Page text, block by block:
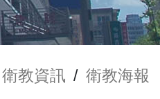
衛教資訊 / 衛教海報